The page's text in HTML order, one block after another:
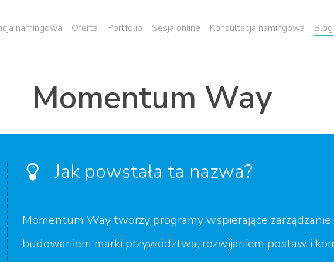
namingowa Oferta Portfolio Sesja online Konsultacja namingowa Blog
Momentum Way
Jak powstała ta nazwa?
Momentum Way tworzy programy wspierające
budowaniem marki przywództwa, rozwijaniem postaw i